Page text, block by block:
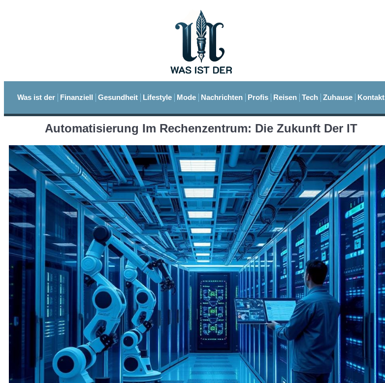
Was ist der Finanziell Gesundheit Lifestyle Mode Nachrichten Profis Reisen Tech Zuhause Kontakt
Automatisierung Im Rechenzentrum: Die Zukunft Der IT